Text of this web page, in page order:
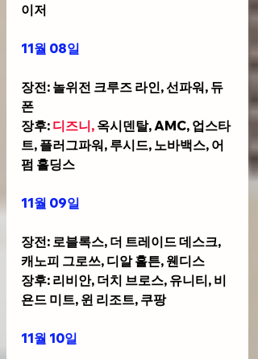
이저
11월 08일
장전: 놀위전 크루즈 라인, 선파워, 듀
폰
장후: 디즈니, 옥시덴탈, AMC, 업스타
트, 플러그파워, 루시드, 노바백스, 어
펌 홀딩스
11월 09일
장전: 로블록스, 더 트레이드 데스크,
캐노피 그로쓰, 디알 홀튼, 웬디스
장후: 리비안, 더치 브로스, 유니티, 비
욘드 미트, 윈 리조트, 쿠팡
11월 10일